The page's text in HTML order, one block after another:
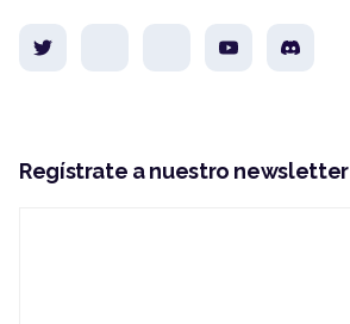
Regístrate a nuestro newsletter